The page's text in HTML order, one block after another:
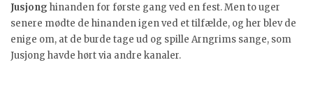
Jusjong hinanden for første gang ved en fest. Men to uger
senere mødte de hinanden igen ved et tilfælde, og her blev de
enige om, at de burde tage ud og spille Arngrims sange, som
Jusjong havde hørt via andre kanaler.